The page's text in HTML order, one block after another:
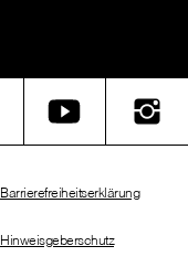
Barrierefreiheitserklärung
Hinweisgeberschutz